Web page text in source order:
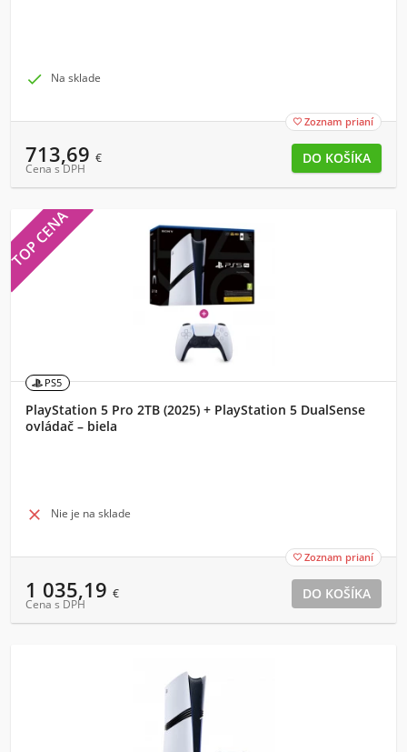
 Na sklade
 Zoznam prianí
713,69 €
Cena s DPH
TOP CENA
PS5
PlayStation 5 Pro 2TB (2025) + PlayStation 5 DualSense
ovládač – biela
 Nie je na sklade
 Zoznam prianí
1 035,19 €
Cena s DPH